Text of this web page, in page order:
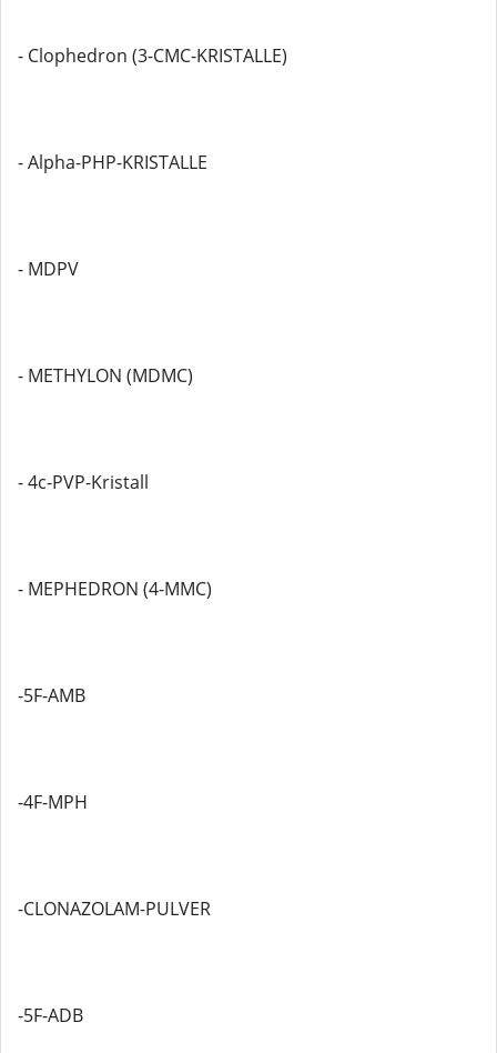
- Clophedron (3-CMC-KRISTALLE)
- Alpha-PHP-KRISTALLE
- MDPV
- METHYLON (MDMC)
- 4c-PVP-Kristall
- MEPHEDRON (4-MMC)
-5F-AMB
-4F-MPH
-CLONAZOLAM-PULVER
-5F-ADB